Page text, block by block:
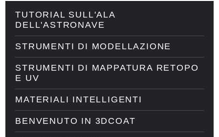
TUTORIAL SULL'ALA
DELL'ASTRONAVE
STRUMENTI DI MODELLAZIONE
STRUMENTI DI MAPPATURA RETOPO
E UV
MATERIALI INTELLIGENTI
BENVENUTO IN 3DCOAT